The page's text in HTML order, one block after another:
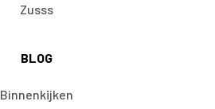
Zusss
BLOG
Binnenkijken